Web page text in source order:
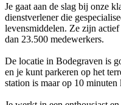
Je gaat aan de slag bij onze
dienstverlener die
levensmiddelen. Ze zijn
dan 23.500 medewerkers.
De locatie in Bodegraven is
en je kunt parkeren op het
station is maar op 10 minuten